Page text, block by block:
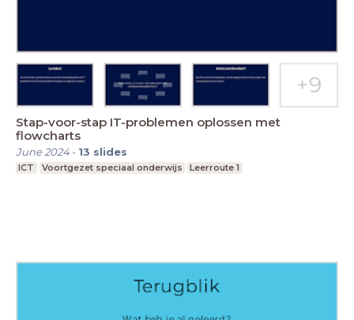
Stap-voor-stap IT-problemen oplossen met
flowcharts
June 2024- 13 slides
ICT Voortgezet speciaal onderwijs Leerroute 1